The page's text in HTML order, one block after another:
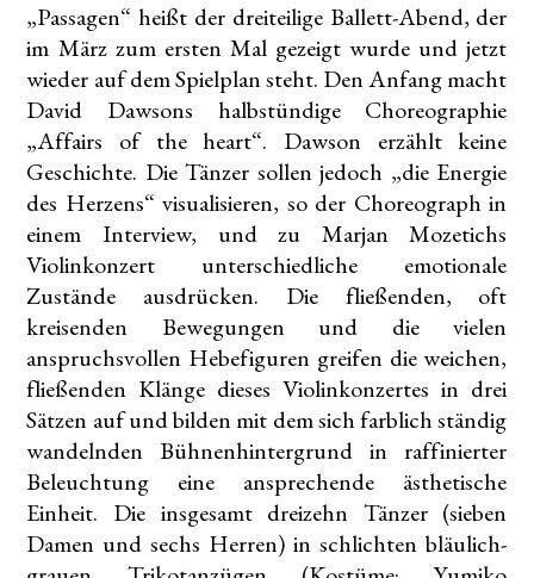
„Passagen“ heißt der dreiteilige Ballett-Abend, der
im März zum ersten Mal gezeigt wurde und jetzt
wieder auf dem Spielplan steht. Den Anfang macht
David Dawsons halbstündige Choreographie
„Affairs of the heart“. Dawson erzählt keine
Geschichte. Die Tänzer sollen jedoch „die Energie
des Herzens“ visualisieren, so der Choreograph in
einem Interview, und zu Marjan Mozetichs
Violinkonzert unterschiedliche emotionale
Zustände ausdrücken. Die fließenden, oft
kreisenden Bewegungen und die vielen
anspruchsvollen Hebefiguren greifen die weichen,
fließenden Klänge dieses Violinkonzertes in drei
Sätzen auf und bilden mit dem sich farblich ständig
wandelnden Bühnenhintergrund in raffinierter
Beleuchtung eine ansprechende ästhetische
Einheit. Die insgesamt dreizehn Tänzer (sieben
Damen und sechs Herren) in schlichten bläulich-